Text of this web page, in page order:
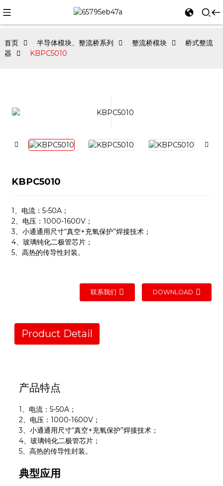
首页 半导体模块、整流桥系列 整流桥模块
桥式整流
器
KBPC5010
KBPC5010
1、电流：5-50A；
2、电压：1000-1600V；
3、小通通用尺寸“真空+充氧保护”焊接技术；
4、玻璃钝化二极管芯片；
5、高热的传导性封装。
联系我们 DOWNLOAD
Product Detail
产品特点
1、电流：5-50A；
2、电压：1000-1600V；
3、小通通用尺寸“真空+充氧保护”焊接技术；
4、玻璃钝化二极管芯片；
5、高热的传导性封装。
典型应用